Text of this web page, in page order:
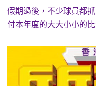
假期過後，不少球員都
付本年度的大大小小的